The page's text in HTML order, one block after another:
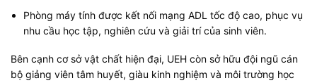
Phòng máy tính được kết nối mạng ADL tốc độ cao, phục vụ
nhu cầu học tập, nghiên cứu và giải trí của sinh viên.
Bên cạnh cơ sở vật chất hiện đại, UEH còn sở hữu đội ngũ cán
bộ giảng viên tâm huyết, giàu kinh nghiệm và môi trường học